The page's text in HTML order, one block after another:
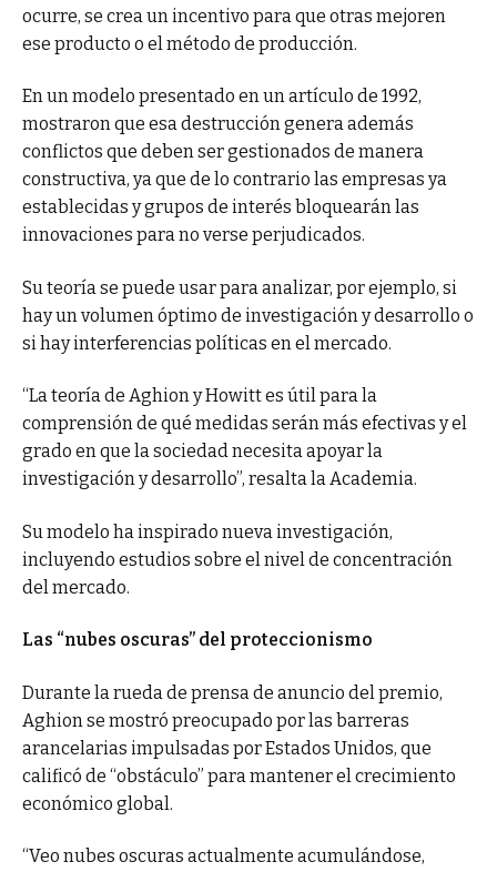
ocurre, se crea un incentivo para que otras mejoren
ese producto o el método de producción.
En un modelo presentado en un artículo de 1992,
mostraron que esa destrucción genera además
conflictos que deben ser gestionados de manera
constructiva, ya que de lo contrario las empresas ya
establecidas y grupos de interés bloquearán las
innovaciones para no verse perjudicados.
Su teoría se puede usar para analizar, por ejemplo, si
hay un volumen óptimo de investigación y desarrollo o
si hay interferencias políticas en el mercado.
“La teoría de Aghion y Howitt es útil para la
comprensión de qué medidas serán más efectivas y el
grado en que la sociedad necesita apoyar la
investigación y desarrollo”, resalta la Academia.
Su modelo ha inspirado nueva investigación,
incluyendo estudios sobre el nivel de concentración
del mercado.
Las “nubes oscuras” del proteccionismo
Durante la rueda de prensa de anuncio del premio,
Aghion se mostró preocupado por las barreras
arancelarias impulsadas por Estados Unidos, que
calificó de “obstáculo” para mantener el crecimiento
económico global.
“Veo nubes oscuras actualmente acumulándose,